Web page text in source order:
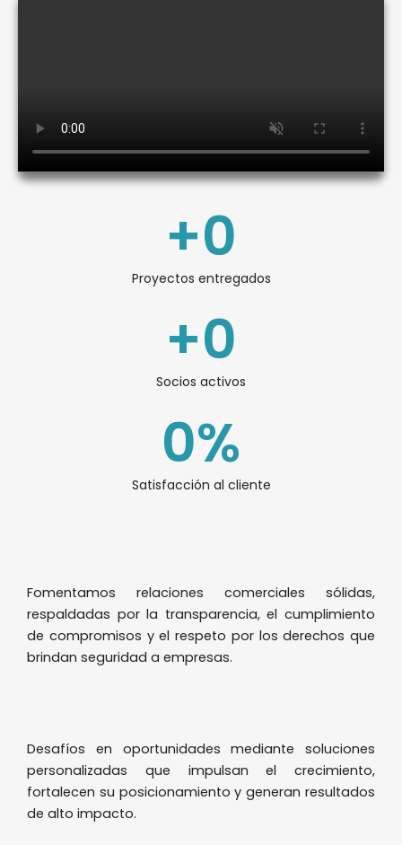
Proyectos entregados
+0
Socios activos
+0
Satisfacción al cliente
0%
Fomentamos relaciones comerciales sólidas,
respaldadas por la transparencia, el cumplimiento
de compromisos y el respeto por los derechos que
brindan seguridad a empresas.
Desafíos en oportunidades mediante soluciones
personalizadas que impulsan el crecimiento,
fortalecen su posicionamiento y generan resultados
de alto impacto.